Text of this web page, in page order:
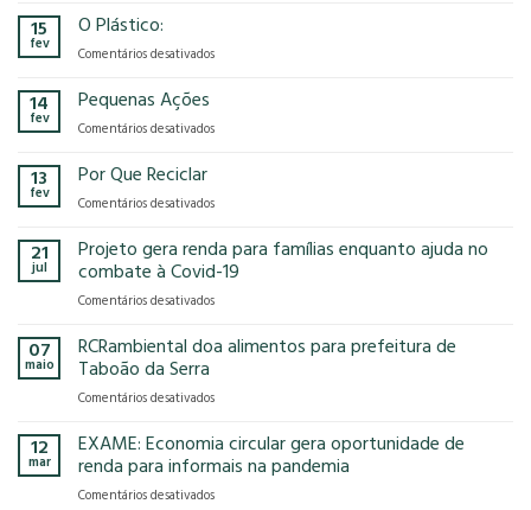
tem
e
2025!
Estufa
15
fev
O Plástico:
Comentários desativadosem
14
fev
Pequenas Ações
Comentários desativadosem
13
fev
Por Que Reciclar
Comentários desativadosem
Que
Reciclar
21
jul
Projeto gera renda para famílias enquanto ajuda no
combate à Covid-19
Comentários desativadosem
gera
famílias
ajuda
no
à
07
maio
RCRambiental doa alimentos para prefeitura de
Taboão da Serra
Comentários desativadosem
doa
alimentos
para
prefeitura
12
mar
EXAME: Economia circular gera oportunidade de
renda para informais na pandemia
Comentários desativadosem